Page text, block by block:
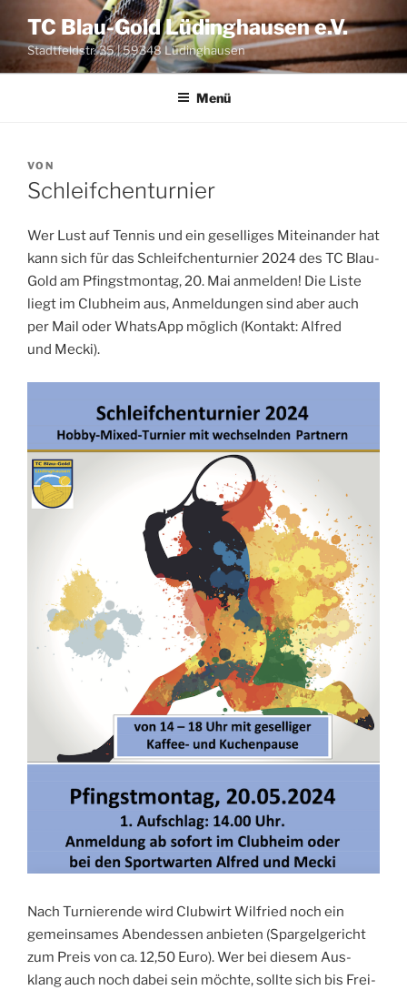
Inhalt
springen
TC Blau-Gold Lüdinghausen e.V.
Stadtfeldstr. 35 | 59348 Lüdinghausen
Menü
VERÖFFENTLICHT
AM
VON
Schleifchenturnier
Wer Lust auf Ten­nis und ein gesel­li­ges Mit­ein­an­der hat
kann sich für das Schleif­chen­tur­nier 2024 des TC Blau-
Gold am Pfingst­mon­tag, 20. Mai anmel­den! Die Lis­te
liegt im Club­heim aus, Anmel­dun­gen sind aber auch
per Mail oder Whats­App mög­lich (Kon­takt: Alfred
und Mecki).
Nach Tur­nie­ren­de wird Club­wirt Wil­fried noch ein
gemein­sa­mes Abend­essen anbie­ten (Spar­gel­ge­richt
zum Preis von ca. 12,50 Euro). Wer bei die­sem Aus­
klang auch noch dabei sein möch­te, soll­te sich bis Frei­